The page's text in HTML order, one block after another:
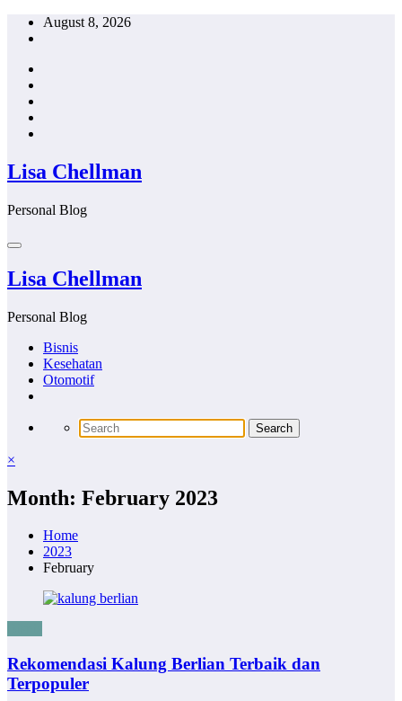
Skip
August 8, 2026
Lisa Chellman
Personal Blog
Lisa Chellman
Personal Blog
Bisnis
Kesehatan
Otomotif
×
Month: February 2023
Home
2023
February
Rekomendasi Kalung Berlian Terbaik dan
Terpopuler